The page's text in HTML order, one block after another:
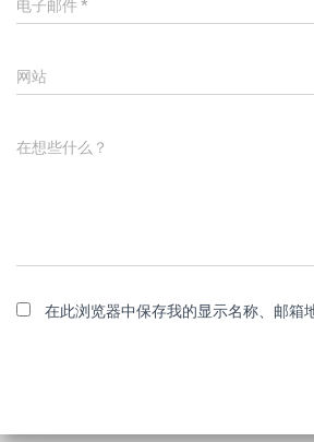
电子邮件 *
网站
在想些什么？
在此浏览器中保存我的显示名称、邮箱